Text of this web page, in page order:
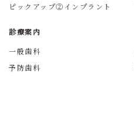
ピックアップ②インプラント
診療案内
一般歯科
予防歯科